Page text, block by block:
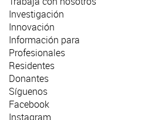
Investigación
Innovación
Información para
Profesionales
Residentes
Donantes
Síguenos
Facebook
Instagram